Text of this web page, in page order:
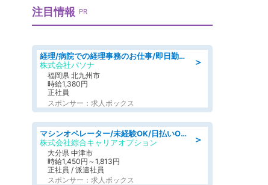
注目情報 PR
＞
経理/病院での経理事務のお仕事/即日勤務可/車通勤可/経理/一般事務
株式会社パソナ
福岡県 北九州市
時給1,380円
正社員
スポンサー：求人ボックス
＞
マシンオペレーター/未経験OK/日払いOK/寮費無料/交替制/20・30・40代活躍中
株式会社綜合キャリアオプション
大分県 中津市
時給1,450円～1,813円
正社員 / 派遣社員
スポンサー：求人ボックス